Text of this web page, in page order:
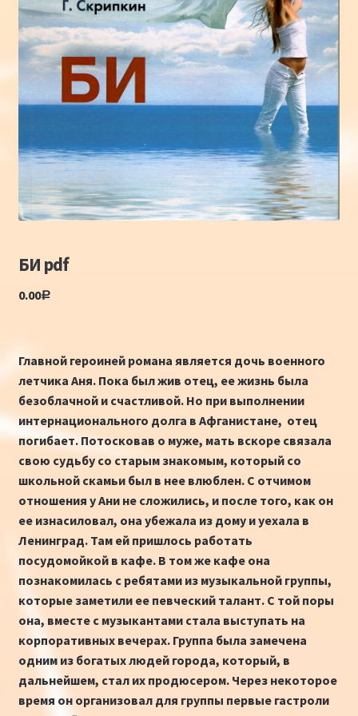
Конкурсы
Интернет-конкурс чтецов «Созвучие 2018»
Наши участники и победители
Интернет-конкурс чтецов «Созвучие 2017»
Наши участники 2017
Страничка победителей 2017
БИ pdf
0.00Р
Главной героиней романа является дочь военного
летчика Аня. Пока был жив отец, ее жизнь была
безоблачной и счастливой. Но при выполнении
интернационального долга в Афганистане, отец
погибает. Потосковав о муже, мать вскоре связала
свою судьбу со старым знакомым, который со
школьной скамьи был в нее влюблен. С отчимом
отношения у Ани не сложились, и после того, как он
ее изнасиловал, она убежала из дому и уехала в
Ленинград. Там ей пришлось работать
посудомойкой в кафе. В том же кафе она
познакомилась с ребятами из музыкальной группы,
которые заметили ее певческий талант. С той поры
она, вместе с музыкантами стала выступать на
корпоративных вечерах. Группа была замечена
одним из богатых людей города, который, в
дальнейшем, стал их продюсером. Через некоторое
время он организовал для группы первые гастроли